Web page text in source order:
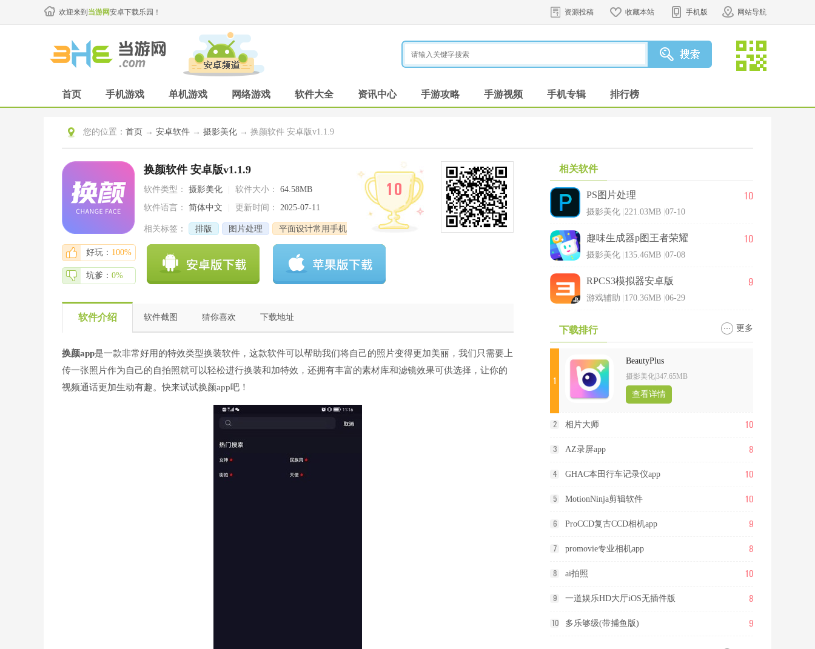
欢迎来到 当游网安卓下载乐园！ 资源投稿 收藏本站 手机版 网站导航
首页 手机游戏 单机游戏 网络游戏 软件大全 资讯中心 手游攻略 手游视频 手机专辑 排行榜
您的位置： 首页 → 安卓软件 → 摄影美化 → 换颜软件 安卓版v1.1.9
换颜软件 安卓版v1.1.9
软件类型： 摄影美化 软件大小：
64.58MB
软件语言：
简体中文 更新时间： 2025-07-11
相关标签： 排版 图片处理 平面设计常用手机
10
好玩： 100%
坑爹： 0%
软件介绍 软件截图 猜你喜欢 下载地址
换颜app是一款非常好用的特效类型换装软件，这款软件可以帮助我们将自己的照片变得更加美丽，我们只需要上
传一张照片作为自己的自拍照就可以轻松进行换装和加特效，还拥有丰富的素材库和滤镜效果可供选择，让你的
视频通话更加生动有趣。快来试试换颜app吧！
相关软件
PS图片处理
摄影美化 221.03MB 07-10
10
趣味生成器p图王者荣耀
摄影美化 135.46MB 07-08
10
RPCS3模拟器安卓版
游戏辅助 170.36MB 06-29
9
下载排行 更多
1
BeautyPlus
摄影美化347.65MB
查看详情
2 相片大师 10
3 AZ录屏app 8
4 GHAC本田行车记录仪app 10
5 MotionNinja剪辑软件 10
6 ProCCD复古CCD相机app 9
7 promovie专业相机app 8
8 ai拍照 10
9 一道娱乐HD大厅iOS无插件版 8
10 多乐够级(带捕鱼版) 9